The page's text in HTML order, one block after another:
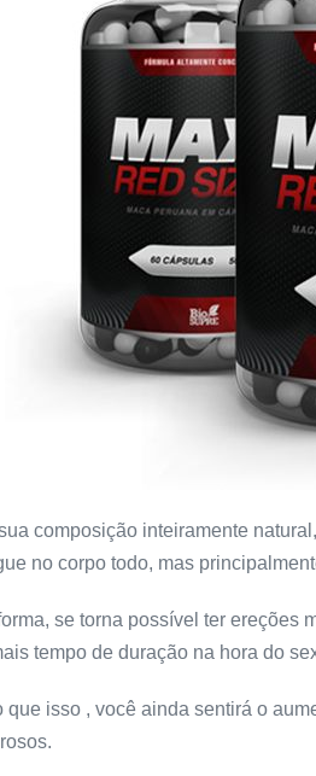
composição inteiramente
no corpo todo, mas
se torna possível ter ereções
tempo de duração na hora do
que isso , você ainda sentirá o